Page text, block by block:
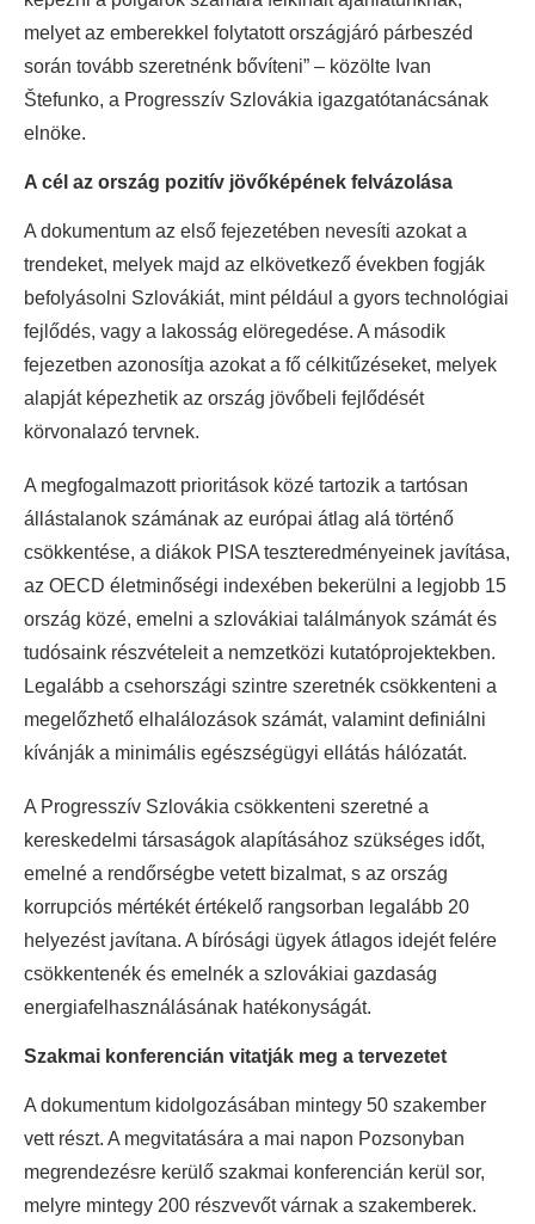
melyet az emberekkel folytatott országjáró párbeszéd
során tovább szeretnénk bővíteni” – közölte Ivan
Štefunko, a Progresszív Szlovákia igazgatótanácsának
elnöke.
A cél az ország pozitív jövőképének felvázolása
A dokumentum az első fejezetében nevesíti azokat a
trendeket, melyek majd az elkövetkező években fogják
befolyásolni Szlovákiát, mint például a gyors technológiai
fejlődés, vagy a lakosság elöregedése. A második
fejezetben azonosítja azokat a fő célkitűzéseket, melyek
alapját képezhetik az ország jövőbeli fejlődését
körvonalazó tervnek.
A megfogalmazott prioritások közé tartozik a tartósan
állástalanok számának az európai átlag alá történő
csökkentése, a diákok PISA teszteredményeinek javítása,
az OECD életminőségi indexében bekerülni a legjobb 15
ország közé, emelni a szlovákiai találmányok számát és
tudósaink részvételeit a nemzetközi kutatóprojektekben.
Legalább a csehországi szintre szeretnék csökkenteni a
megelőzhető elhalálozások számát, valamint definiálni
kívánják a minimális egészségügyi ellátás hálózatát.
A Progresszív Szlovákia csökkenteni szeretné a
kereskedelmi társaságok alapításához szükséges időt,
emelné a rendőrségbe vetett bizalmat, s az ország
korrupciós mértékét értékelő rangsorban legalább 20
helyezést javítana. A bírósági ügyek átlagos idejét felére
csökkentenék és emelnék a szlovákiai gazdaság
energiafelhasználásának hatékonyságát.
Szakmai konferencián vitatják meg a tervezetet
A dokumentum kidolgozásában mintegy 50 szakember
vett részt. A megvitatására a mai napon Pozsonyban
megrendezésre kerülő szakmai konferencián kerül sor,
melyre mintegy 200 részvevőt várnak a szakemberek.